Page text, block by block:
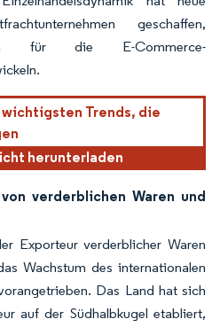
geschaffen,
für die E-Commerce-
Trends, die
herunterladen
verderblichen Waren und
Exporteur verderblicher Waren
Wachstum des internationalen
Das Land hat sich
auf der Südhalbkugel etabliert,